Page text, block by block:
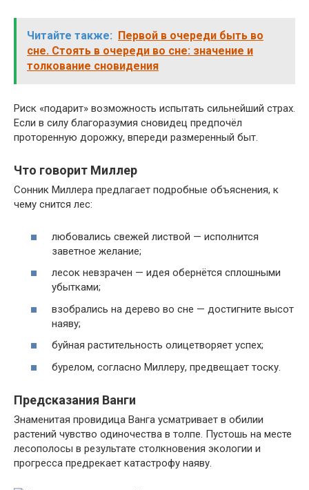
Читайте также: Первой в очереди быть во
сне. Стоять в очереди во сне: значение и
толкование сновидения
Риск «подарит» возможность испытать сильнейший страх.
Если в силу благоразумия сновидец предпочёл
проторенную дорожку, впереди размеренный быт.
Что говорит Миллер
Сонник Миллера предлагает подробные объяснения, к
чему снится лес:
любовались свежей листвой — исполнится
заветное желание;
лесок невзрачен — идея обернётся сплошными
убытками;
взобрались на дерево во сне — достигните высот
наяву;
буйная растительность олицетворяет успех;
бурелом, согласно Миллеру, предвещает тоску.
Предсказания Ванги
Знаменитая провидица Ванга усматривает в обилии
растений чувство одиночества в толпе. Пустошь на месте
лесополосы в результате столкновения экологии и
прогресса предрекает катастрофу наяву.